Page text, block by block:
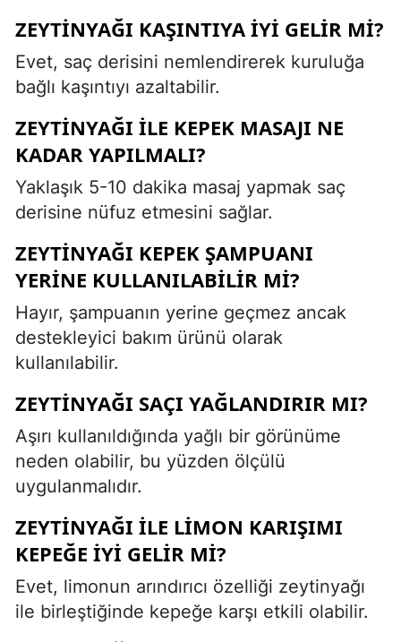
ZEYTINYAĞI KAŞINTIYA İYI GELIR MI?
Evet, saç derisini nemlendirerek kuruluğa
bağlı kaşıntıyı azaltabilir.
ZEYTINYAĞI ILE KEPEK MASAJI NE
KADAR YAPILMALI?
Yaklaşık 5-10 dakika masaj yapmak saç
derisine nüfuz etmesini sağlar.
ZEYTINYAĞI KEPEK ŞAMPUANI
YERINE KULLANILABILIR MI?
Hayır, şampuanın yerine geçmez ancak
destekleyici bakım ürünü olarak
kullanılabilir.
ZEYTINYAĞI SAÇI YAĞLANDIRIR MI?
Aşırı kullanıldığında yağlı bir görünüme
neden olabilir, bu yüzden ölçülü
uygulanmalıdır.
ZEYTINYAĞI ILE LIMON KARIŞIMI
KEPEĞE İYI GELIR MI?
Evet, limonun arındırıcı özelliği zeytinyağı
ile birleştiğinde kepeğe karşı etkili olabilir.